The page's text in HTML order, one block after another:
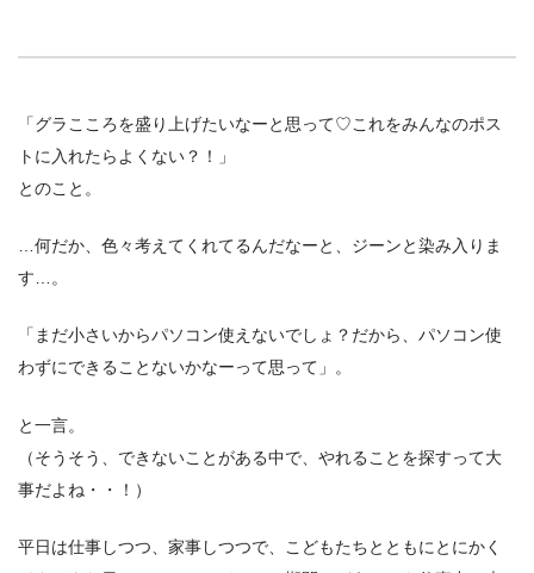
「グラこころを盛り上げたいなーと思って♡これをみんなのポス
トに入れたらよくない？！」
とのこと。
…何だか、色々考えてくれてるんだなーと、ジーンと染み入りま
す…。
「まだ小さいからパソコン使えないでしょ？だから、パソコン使
わずにできることないかなーって思って」。
と一言。
（そうそう、できないことがある中で、やれることを探すって大
事だよね・・！）
平日は仕事しつつ、家事しつつで、こどもたちとともにとにかく